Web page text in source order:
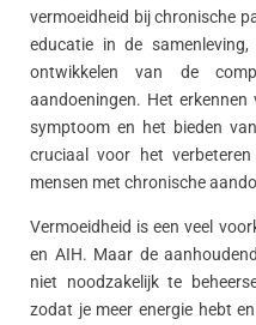
vermoeidheid bij chronische
educatie in de
ontwikkelen van de
aandoeningen. Het
symptoom en het bieden
cruciaal voor het
mensen met chronische
Vermoeidheid is een veel
en AIH. Maar de
niet noodzakelijk te
zodat je meer energie hebt